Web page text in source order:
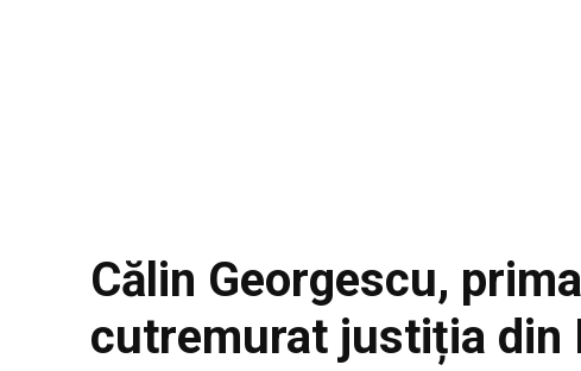
Călin Georgescu,
cutremurat justiția din